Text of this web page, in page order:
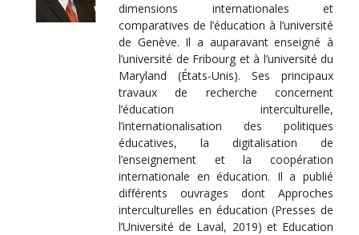
dimensions internationales et
comparatives de l’éducation à l’université
de Genève. Il a auparavant enseigné à
l’université de Fribourg et à l’université du
Maryland (États-Unis). Ses principaux
travaux de recherche concernent
l’éducation interculturelle,
l’internationalisation des politiques
éducatives, la digitalisation de
l’enseignement et la coopération
internationale en éducation. Il a publié
différents ouvrages dont Approches
interculturelles en éducation (Presses de
l’Université de Laval, 2019) et Education